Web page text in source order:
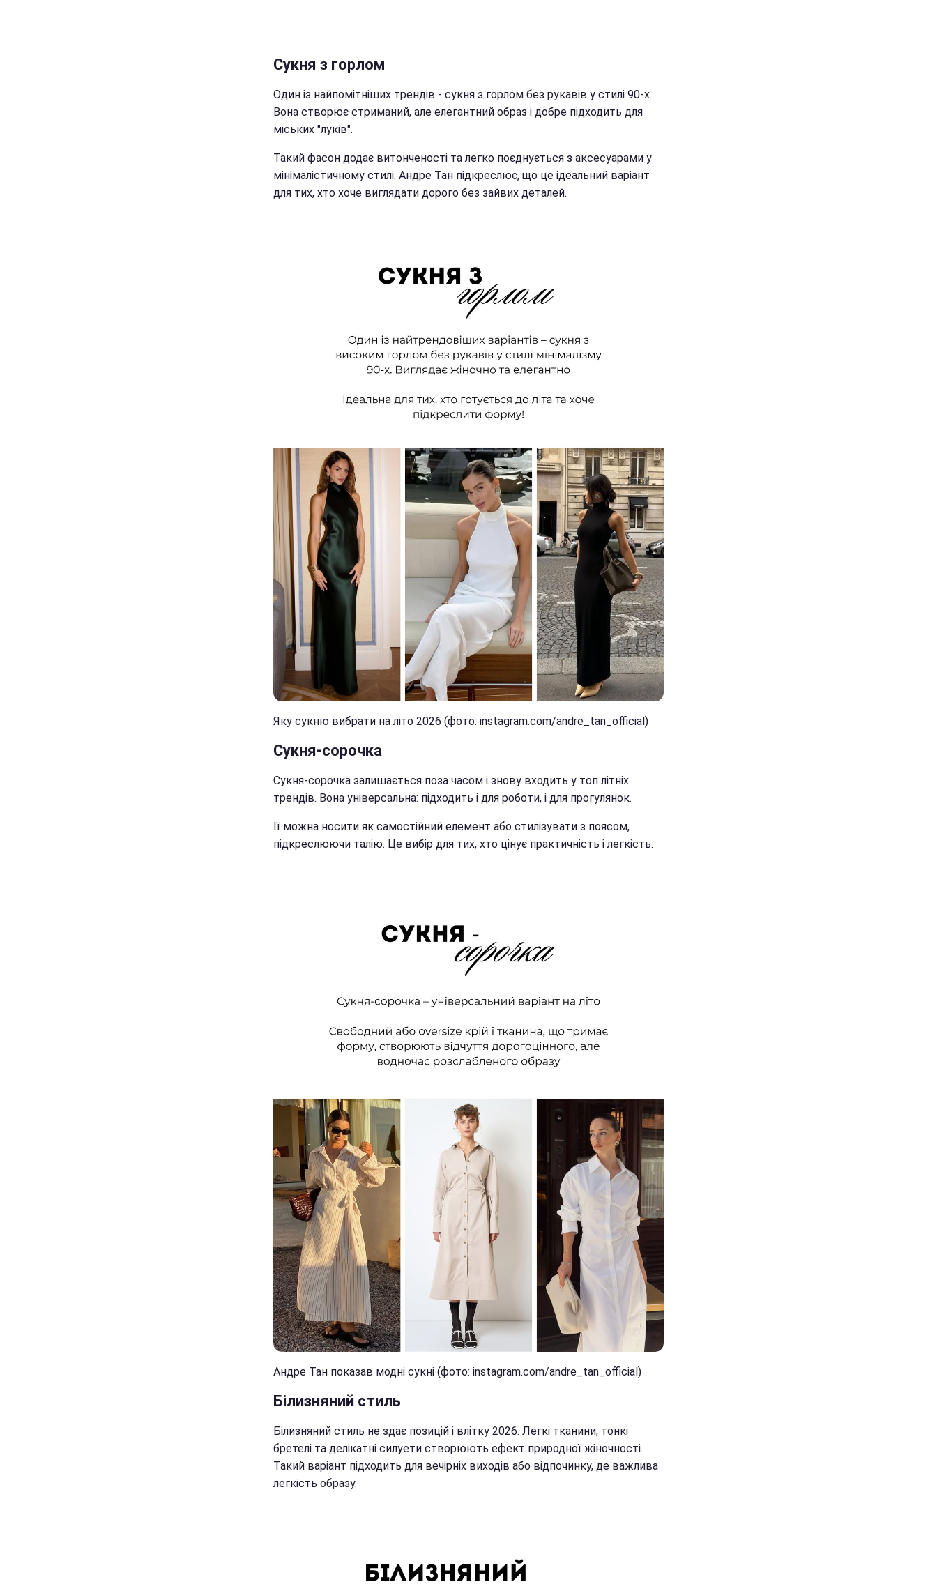
Сукня з горлом
Один із найпомітніших трендів - сукня з горлом без рукавів у стилі 90-х.
Вона створює стриманий, але елегантний образ і добре підходить для
міських "луків".
Такий фасон додає витонченості та легко поєднується з аксесуарами у
мінімалістичному стилі. Андре Тан підкреслює, що це ідеальний варіант
для тих, хто хоче виглядати дорого без зайвих деталей.
Яку сукню вибрати на літо 2026 (фото: instagram.com/andre_tan_official)
Сукня-сорочка
Сукня-сорочка залишається поза часом і знову входить у топ літніх
трендів. Вона універсальна: підходить і для роботи, і для прогулянок.
Її можна носити як самостійний елемент або стилізувати з поясом,
підкреслюючи талію. Це вибір для тих, хто цінує практичність і легкість.
Андре Тан показав модні сукні (фото: instagram.com/andre_tan_official)
Білизняний стиль
Білизняний стиль не здає позицій і влітку 2026. Легкі тканини, тонкі
бретелі та делікатні силуети створюють ефект природної жіночності.
Такий варіант підходить для вечірніх виходів або відпочинку, де важлива
легкість образу.